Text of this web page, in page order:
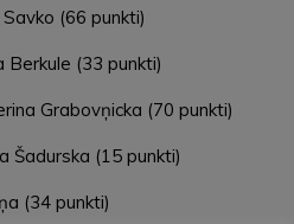
(66 punkti)
Berkule (33 punkti)
Grabovņicka (70 punkti)
Šadurska (15 punkti)
(34 punkti)